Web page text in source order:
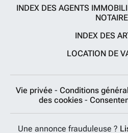
INDEX DES AGENTS
INDEX DES
LOCATION DE
Vie privée - Conditions
des cookies -
Une annonce frauduleuse ?